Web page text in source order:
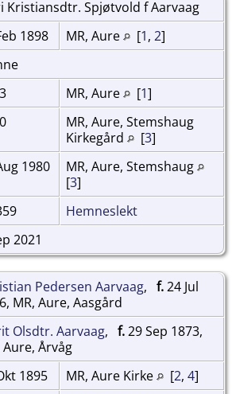
Kristiansdtr. Spjøtvold fAarvaag
1898 MR, Aure [1, 2]
MR, Aure [1]
MR, Aure, Stemshaug
Kirkegård
[3]
1980
MR, Aure, Stemshaug
[3]
Hemneslekt
2021
Pedersen Aarvaag, f.24 Jul
MR, Aure, Aasgård
Olsdtr. Aarvaag, f.29 Sep 1873,
Aure, Årvåg
1895 MR, Aure Kirke [2, 4]